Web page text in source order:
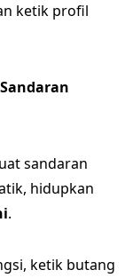
ketik profil
Sandaran
sandaran
hidupkan
.
ketik butang